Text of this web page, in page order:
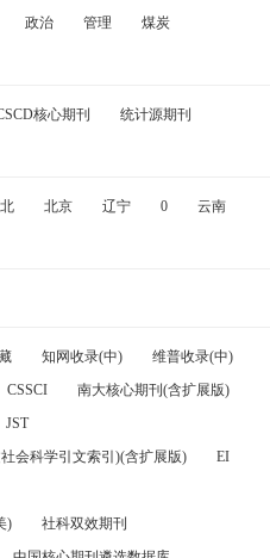
政治 管理
煤炭
核心期刊
统计源期刊
北京 辽宁 0
云南
知网收录(中)
维普收录(中)
CSSCI
南大核心期刊(含扩展版)
JST
会科学引文索引)(含扩展版)
EI
)
社科双效期刊